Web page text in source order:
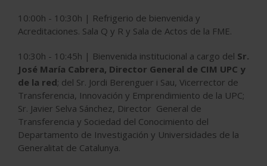
10:00h - 10:30h | Refrigerio de bienvenida y
Acreditaciones. Sala Q y R y Sala de Actos de la FME.
10:30h - 10:45h | Bienvenida institucional a cargo del Sr.
José María Cabrera, Director General de CIM UPC y
de la red; del Sr. Jordi Berenguer i Sau, Vicerrector de
Transferencia, Innovación y Emprendimiento de la UPC;
Sr. Javier Selva Sánchez, Director General de
Transferencia y Sociedad del Conocimiento del
Departamento de Investigación y Universidades de la
Generalitat de Catalunya.